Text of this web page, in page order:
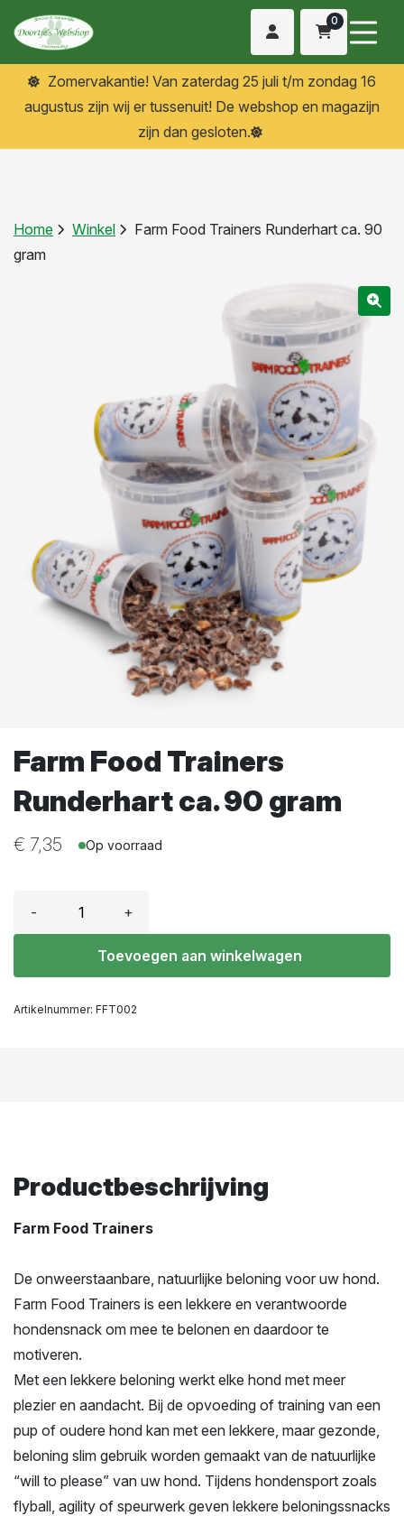
0
Zomervakantie! Van zaterdag 25 juli t/m zondag 16
augustus zijn wij er tussenuit! De webshop en magazijn
zijn dan gesloten.
Home Winkel
Farm Food Trainers Runderhart ca. 90
gram
Farm Food Trainers
Runderhart ca. 90 gram
€ 7,35 Op voorraad
- +
Toevoegen aan winkelwagen
Artikelnummer: FFT002
Productbeschrijving
Farm Food Trainers
De onweerstaanbare, natuurlijke beloning voor uw hond.
Farm Food Trainers is een lekkere en verantwoorde
hondensnack om mee te belonen en daardoor te
motiveren.
Met een lekkere beloning werkt elke hond met meer
plezier en aandacht. Bij de opvoeding of training van een
pup of oudere hond kan met een lekkere, maar gezonde,
beloning slim gebruik worden gemaakt van de natuurlijke
“will to please” van uw hond. Tijdens hondensport zoals
flyball, agility of speurwerk geven lekkere beloningssnacks